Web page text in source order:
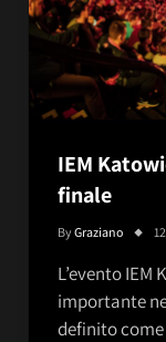
IEM
finale
ByGraziano
L’evento IEM
importante
definito